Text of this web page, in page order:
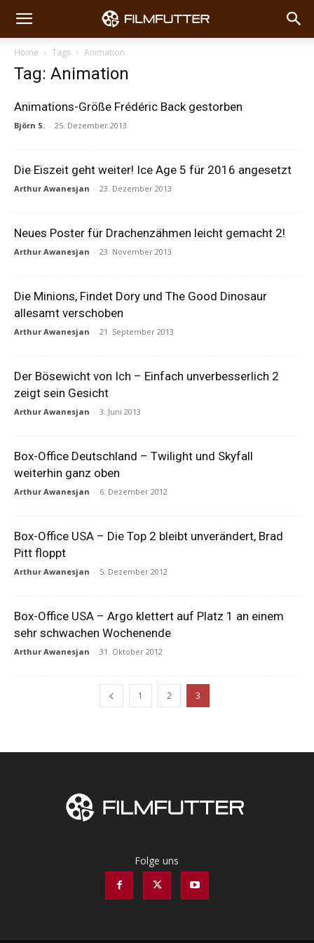
Home Tags Animation
Tag: Animation
Animations-Größe Frédéric Back gestorben
Björn S. - 25. Dezember 2013
Die Eiszeit geht weiter! Ice Age 5 für 2016 angesetzt
Arthur Awanesjan - 23. Dezember 2013
Neues Poster für Drachenzähmen leicht gemacht 2!
Arthur Awanesjan - 23. November 2013
Die Minions, Findet Dory und The Good Dinosaur
allesamt verschoben
Arthur Awanesjan - 21. September 2013
Der Bösewicht von Ich – Einfach unverbesserlich 2
zeigt sein Gesicht
Arthur Awanesjan - 3. Juni 2013
Box-Office Deutschland – Twilight und Skyfall
weiterhin ganz oben
Arthur Awanesjan - 6. Dezember 2012
Box-Office USA – Die Top 2 bleibt unverändert, Brad
Pitt floppt
Arthur Awanesjan - 5. Dezember 2012
Box-Office USA – Argo klettert auf Platz 1 an einem
sehr schwachen Wochenende
Arthur Awanesjan - 31. Oktober 2012
1 2 3
Folge uns